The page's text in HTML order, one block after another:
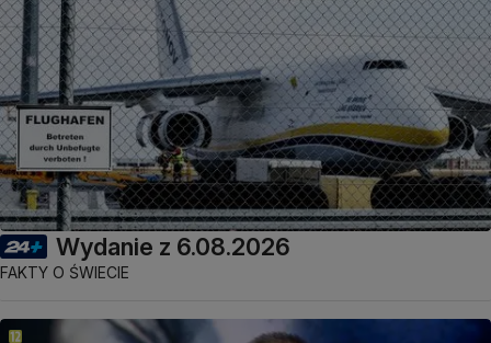
Wydanie z 6.08.2026
FAKTY O ŚWIECIE